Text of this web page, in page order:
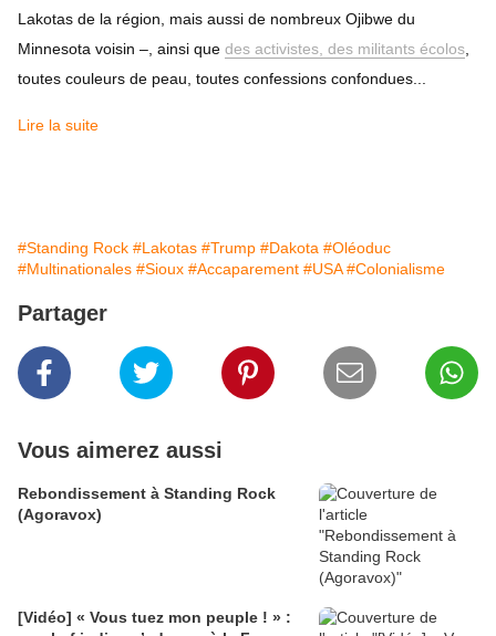
Lakotas de la région, mais aussi de nombreux Ojibwe du
Minnesota voisin –, ainsi que des activistes, des militants écolos
toutes couleurs de peau, toutes confessions confondues...
Lire la suite
#Standing Rock #Lakotas #Trump #Dakota #Oléoduc
#Multinationales #Sioux #Accaparement #USA #Colonialisme
Partager
Vous aimerez aussi
Rebondissement à Standing Rock
(Agoravox)
[Vidéo] « Vous tuez mon peuple ! » :